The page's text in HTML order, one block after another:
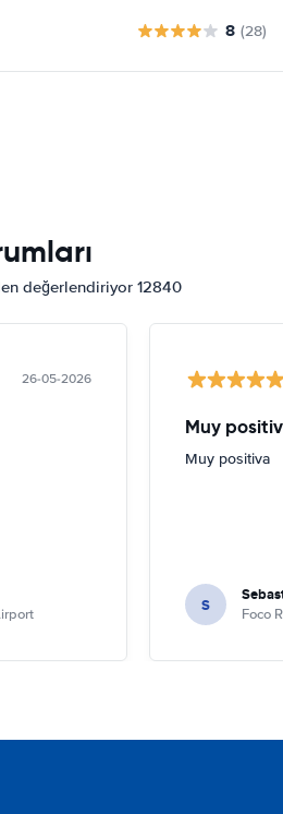
8 (28)
değerlendiriyor 12840
26-05-2026
Muy
Muy positiva
S Foco